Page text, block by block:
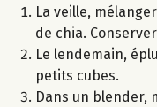
La veille,
de chia.
Le lendemain,
petits cubes.
Dans un blender,